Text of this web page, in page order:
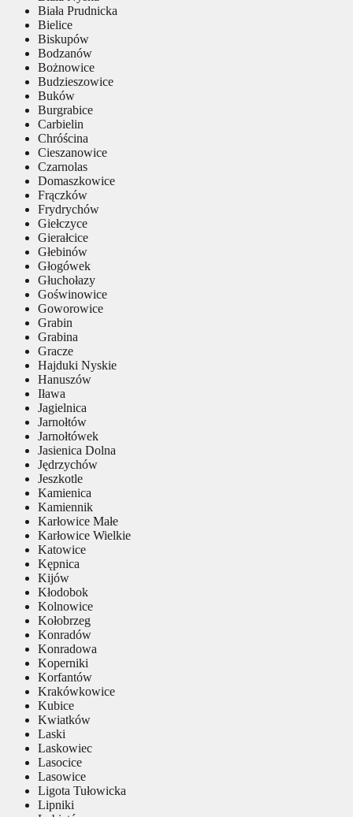
Biała Prudnicka
Bielice
Biskupów
Bodzanów
Bożnowice
Budzieszowice
Buków
Burgrabice
Carbielin
Chróścina
Cieszanowice
Czarnolas
Domaszkowice
Frączków
Frydrychów
Giełczyce
Gierałcice
Głebinów
Głogówek
Głuchołazy
Goświnowice
Goworowice
Grabin
Grabina
Gracze
Hajduki Nyskie
Hanuszów
Iława
Jagielnica
Jarnołtów
Jarnołtówek
Jasienica Dolna
Jędrzychów
Jeszkotle
Kamienica
Kamiennik
Karłowice Małe
Karłowice Wielkie
Katowice
Kępnica
Kijów
Kłodobok
Kolnowice
Kołobrzeg
Konradów
Konradowa
Koperniki
Korfantów
Krakówkowice
Kubice
Kwiatków
Laski
Laskowiec
Lasocice
Lasowice
Ligota Tułowicka
Lipniki